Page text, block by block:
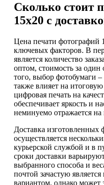
Сколько стоит
15х20 с
Цена печати фотографий
ключевых факторов. В
является количество
оптом, стоимость за
того, выбор фотобумаги –
также влияет на
цифровая печать на
обеспечивает яркость и
неминуемо отражается на
Доставка изготовленных
осуществляется
курьерской службой и в
сроки доставки
выбранного способа и
почтой зачастую
вариантом, однако может